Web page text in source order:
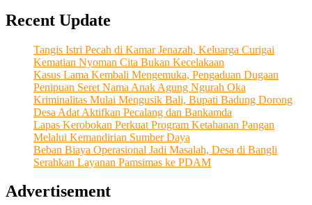
Harus
Dongkrak
Ekonomi,
Tanpa
Ganggu
Lalu
Lintas
Recent Update
Tangis Istri Pecah di Kamar Jenazah, Keluarga Curigai
Kematian Nyoman Cita Bukan Kecelakaan
Kasus Lama Kembali Mengemuka, Pengaduan Dugaan
Penipuan Seret Nama Anak Agung Ngurah Oka
Kriminalitas Mulai Mengusik Bali, Bupati Badung Dorong
Desa Adat Aktifkan Pecalang dan Bankamda
Lapas Kerobokan Perkuat Program Ketahanan Pangan
Melalui Kemandirian Sumber Daya
Beban Biaya Operasional Jadi Masalah, Desa di Bangli
Serahkan Layanan Pamsimas ke PDAM
Advertisement